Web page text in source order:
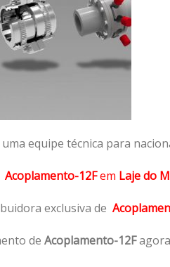
equipe técnica para
Acoplamento-12Fem Laje do
exclusiva de
de Acoplamento-12Fagora